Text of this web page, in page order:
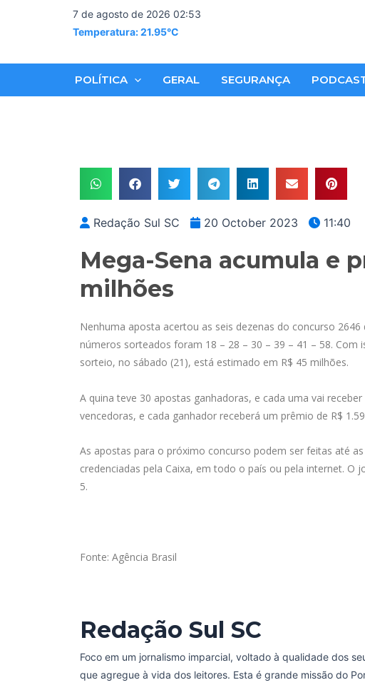
7 de agosto de 2026 02:53
Temperatura: 21.95°C
POLÍTICA GERAL SEGURANÇA
Redação Sul SC 20 October 2023 11:40
Mega-Sena acumula e
milhões
Nenhuma aposta acertou as seis dezenas do concurso
números sorteados foram 18 – 28 – 30 – 39 – 41 – 58.
sorteio, no sábado (21), está estimado em R$ 45 milhões.
A quina teve 30 apostas ganhadoras, e cada uma vai
vencedoras, e cada ganhador receberá um prêmio de R$
As apostas para o próximo concurso podem ser feitas até
credenciadas pela Caixa, em todo o país ou pela internet. O
5.
Fonte: Agência Brasil
Redação Sul SC
Foco em um jornalismo imparcial, voltado à qualidade dos
que agregue à vida dos leitores. Esta é grande missão do